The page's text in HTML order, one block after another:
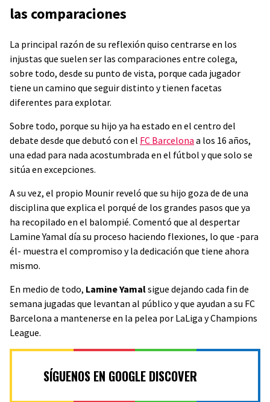
las comparaciones
La principal razón de su reflexión quiso centrarse en los
injustas que suelen ser las comparaciones entre colega,
sobre todo, desde su punto de vista, porque cada jugador
tiene un camino que seguir distinto y tienen facetas
diferentes para explotar.
Sobre todo, porque su hijo ya ha estado en el centro del
debate desde que debutó con el FC Barcelona a los 16 años,
una edad para nada acostumbrada en el fútbol y que solo se
sitúa en excepciones.
A su vez, el propio Mounir reveló que su hijo goza de de una
disciplina que explica el porqué de los grandes pasos que ya
ha recopilado en el balompié. Comentó que al despertar
Lamine Yamal día su proceso haciendo flexiones, lo que -para
él- muestra el compromiso y la dedicación que tiene ahora
mismo.
En medio de todo, Lamine Yamalsigue dejando cada fin de
semana jugadas que levantan al público y que ayudan a su FC
Barcelona a mantenerse en la pelea por LaLiga y Champions
League.
SÍGUENOS EN GOOGLE DISCOVER